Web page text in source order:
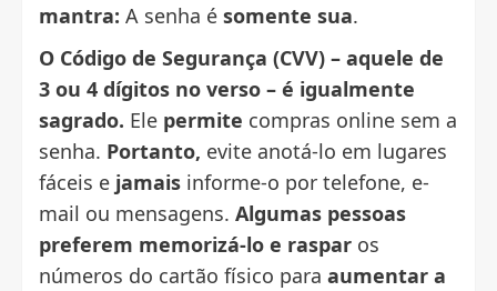
mantra: A senha é somente sua.
O Código de Segurança (CVV) – aquele de
3 ou 4 dígitos no verso – é igualmente
sagrado. Ele permite compras online sem a
senha. Portanto, evite anotá-lo em lugares
fáceis e jamais informe-o por telefone, e-
mail ou mensagens. Algumas pessoas
preferem memorizá-lo e raspar os
números do cartão físico para aumentar a